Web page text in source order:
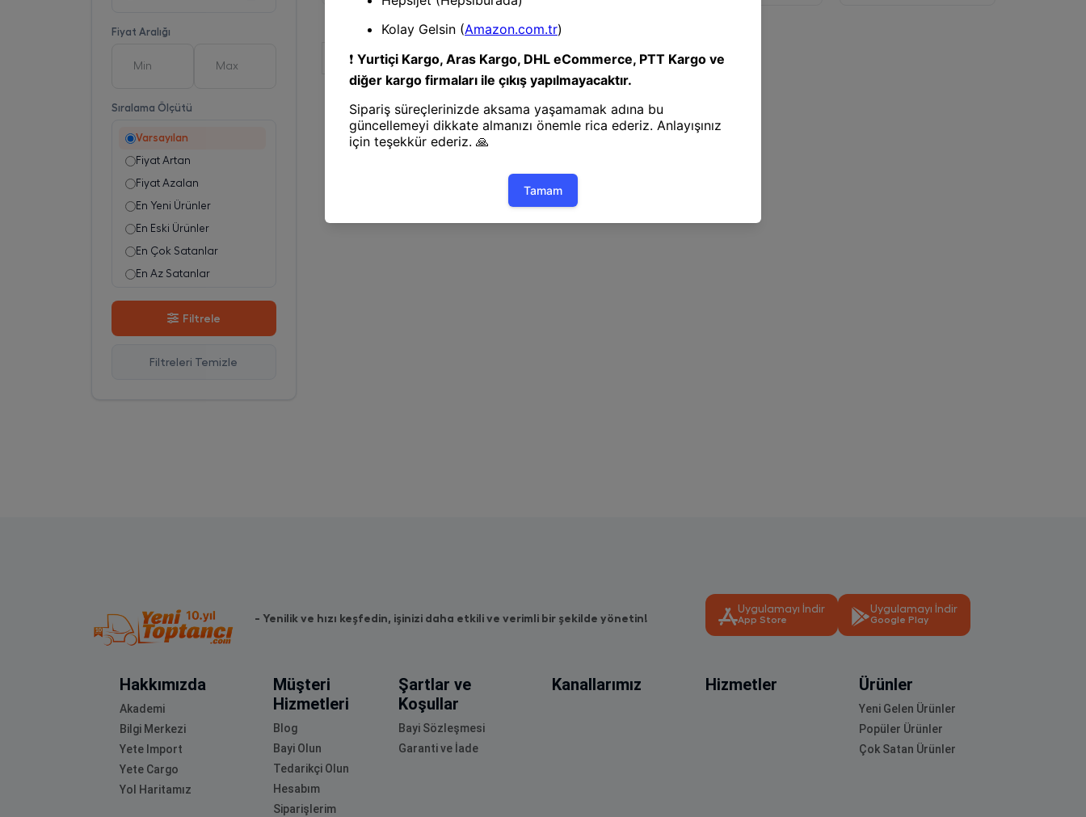
Fiyat Aralığı
Sıralama Ölçütü
Varsayılan
Fiyat Artan
Fiyat Azalan
En Yeni Ürünler
En Eski Ürünler
En Çok Satanlar
En Az Satanlar
Stok Artan
En Çok Favorilenen
Filtrele
Filtreleri Temizle
1
- Yenilik ve hızı keşfedin, işinizi daha etkili ve verimli bir şekilde yönetin!
Uygulamayı İndir
App Store
Uygulamayı İndir
Google Play
Hakkımızda
Akademi
Bilgi Merkezi
Yete Import
Yete Cargo
Yol Haritamız
Müşteri
Hizmetleri
Blog
Bayi Olun
Tedarikçi Olun
Hesabım
Siparişlerim
Şartlar ve
Koşullar
Bayi Sözleşmesi
Garanti ve İade
Kanallarımız Hizmetler Ürünler
Yeni Gelen Ürünler
Popüler Ürünler
Çok Satan Ürünler